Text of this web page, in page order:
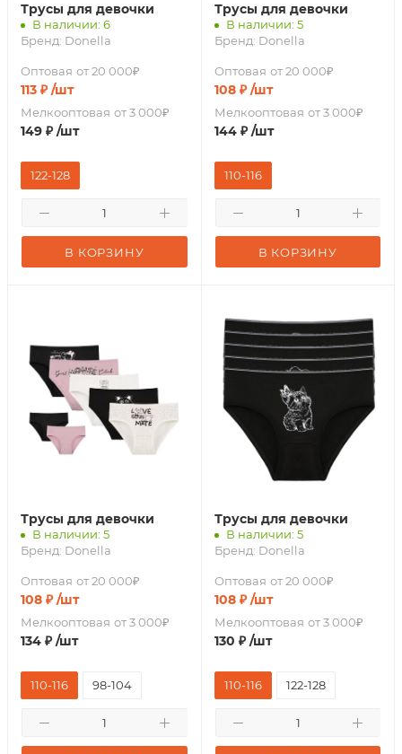
Трусы для девочки
В наличии: 6
Бренд: Donella
Оптовая от 20 000₽
113 ₽ /шт
Мелкооптовая от 3 000₽
149 ₽ /шт
В КОРЗИНУ
122-128
Трусы для девочки
В наличии: 5
Бренд: Donella
Оптовая от 20 000₽
108₽ /шт
Мелкооптовая от 3 000₽
144₽ /шт
В КОРЗИНУ
110-116
Трусы для девочки
В наличии: 5
Бренд: Donella
Оптовая от 20 000₽
108 ₽ /шт
Мелкооптовая от 3 000₽
134 ₽ /шт
110-116 98-104
Трусы для девочки
В наличии: 5
Бренд: Donella
Оптовая от 20 000₽
108₽ /шт
Мелкооптовая от 3 000₽
130 ₽ /шт
110-116 122-128